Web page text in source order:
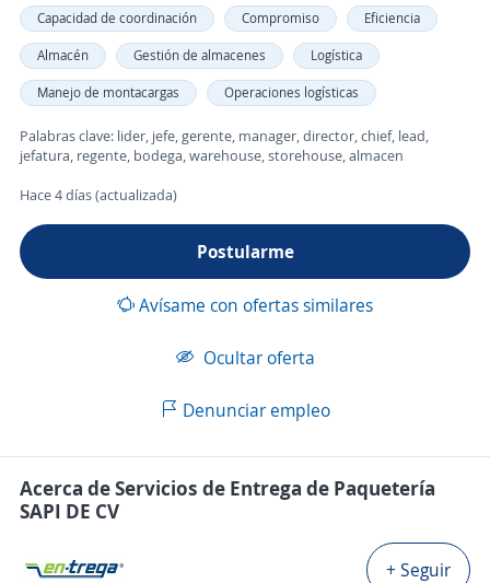
Capacidad de coordinación Compromiso
Eficiencia
Almacén
Gestión de almacenes
Logística
Manejo de montacargas
Operaciones logísticas
Palabras clave: lider, jefe, gerente, manager, director, chief, lead,
jefatura, regente, bodega, warehouse, storehouse, almacen
Hace 4 días (actualizada)
Postularme
Avísame con ofertas similares
Ocultar oferta
Denunciar empleo
Acerca de Servicios de Entrega de Paquetería
SAPI DE CV
+ Seguir